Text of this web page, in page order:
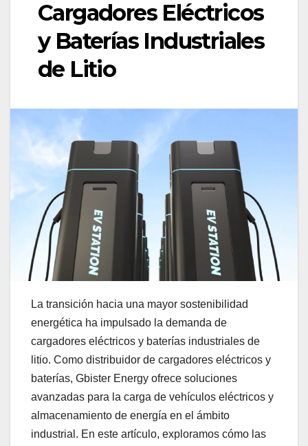
Cargadores Eléctricos
y Baterías Industriales
de Litio
La transición hacia una mayor sostenibilidad
energética ha impulsado la demanda de
cargadores eléctricos y baterías industriales de
litio. Como distribuidor de cargadores eléctricos y
baterías, Gbister Energy ofrece soluciones
avanzadas para la carga de vehículos eléctricos y
almacenamiento de energía en el ámbito
industrial. En este artículo, exploramos cómo las